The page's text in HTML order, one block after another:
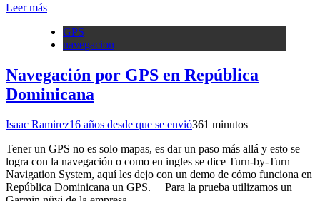
Leer más
GPS
navegacion
Navegación por GPS en República
Dominicana
Isaac Ramirez16 años desde que se envió361 minutos
Tener un GPS no es solo mapas, es dar un paso más allá y esto se
logra con la navegación o como en ingles se dice Turn-by-Turn
Navigation System, aquí les dejo con un demo de cómo funciona en
República Dominicana un GPS. Para la prueba utilizamos un